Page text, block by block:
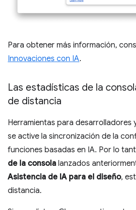
Para obtener más información,
Innovaciones con IA.
Las estadísticas de la
de distancia
Herramientas para desarrolladores
se active la sincronización de la
funciones basadas en IA. Por lo
de la consola lanzados
Asistencia de IA para el diseño,
distancia.